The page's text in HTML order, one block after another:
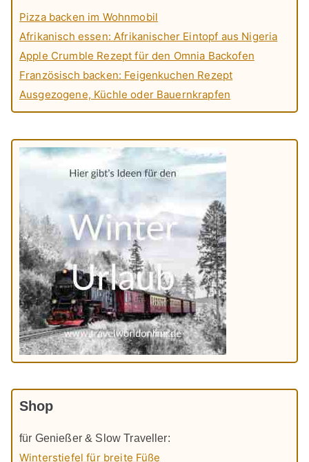
Pizza backen im Wohnmobil
Afrikanisch essen: Afrikanischer Eintopf aus Nigeria
Apple Crumble Rezept für den Omnia Backofen
Französisch backen: Feigenkuchen Rezept
Ausgezogene, Küchle oder Bauernkrapfen
Shop
für Genießer & Slow Traveller:
Winterstiefel für breite Füße